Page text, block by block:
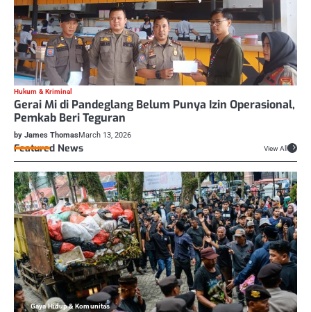
Hukum & Kriminal
Gerai Mi di Pandeglang Belum Punya Izin Operasional,
Pemkab Beri Teguran
by James ThomasMarch 13, 2026
Featured News View All
Gaya Hidup & Komunitas